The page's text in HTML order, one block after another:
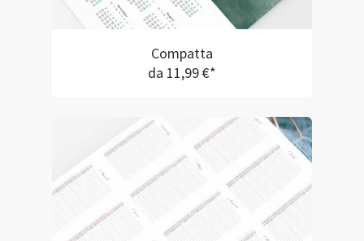
Compatta
da 11,99 €*